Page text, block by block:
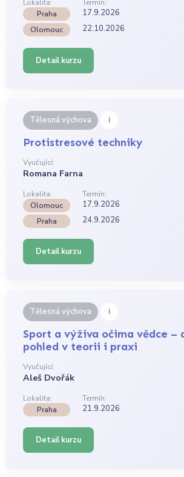
Lokalita:
Termín:
Praha
17.9.2026
Olomouc 22.10.2026
Detail kurzu
Tělesná výchova i
Protistresové techniky
Vyučující:
Romana Farna
Lokalita:
Termín:
Olomouc
17.9.2026
Praha 24.9.2026
Detail kurzu
Tělesná výchova i
Sport a výživa očima vědce –
pohled v teorii i praxi
Vyučující:
Aleš Dvořák
Lokalita:
Termín:
Praha
21.9.2026
Detail kurzu